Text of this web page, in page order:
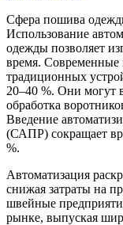
Сфера пошива
Использование
одежды позволяет
время.
традиционных
20–40 %. Они могут
обработка
Введение
(САПР) сокращает
%.
Автоматизация
снижая затраты на
швейные
рынке, выпуская